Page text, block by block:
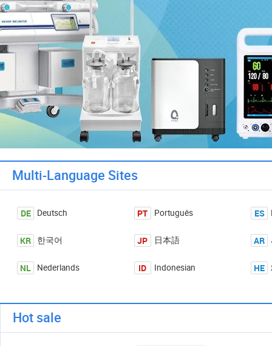
Multi-Language Sites
DE Deutsch PT Português ES
KR 한국어 JP 日本語 AR
NL Nederlands ID Indonesian HE
Hot sale